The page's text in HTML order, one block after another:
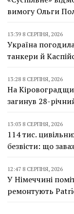
вимогу Ольги
13:39 8 СЕРПНЯ, 2026
Україна
танкери й
13:28 8 СЕРПНЯ, 2026
На
загинув 28-
13:03 8 СЕРПНЯ, 2026
114 тис.
безвісти: що
12:47 8 СЕРПНЯ, 2026
У Німеччині
ремонтують